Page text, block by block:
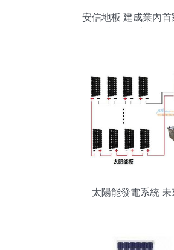
安信地板 建成業內
太陽能發電系統